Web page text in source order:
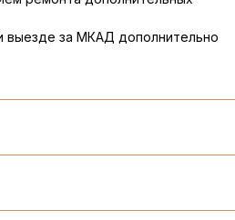
выезде за МКАД дополнительно